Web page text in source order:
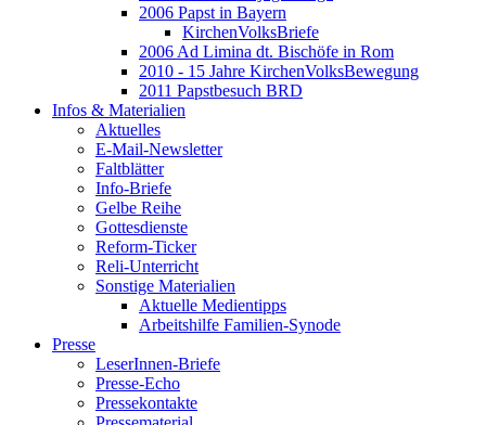
2006 Papst in Bayern
KirchenVolksBriefe
2006 Ad Limina dt. Bischöfe in Rom
2010 - 15 Jahre KirchenVolksBewegung
2011 Papstbesuch BRD
Infos & Materialien
Aktuelles
E-Mail-Newsletter
Faltblätter
Info-Briefe
Gelbe Reihe
Gottesdienste
Reform-Ticker
Reli-Unterricht
Sonstige Materialien
Aktuelle Medientipps
Arbeitshilfe Familien-Synode
Presse
LeserInnen-Briefe
Presse-Echo
Pressekontakte